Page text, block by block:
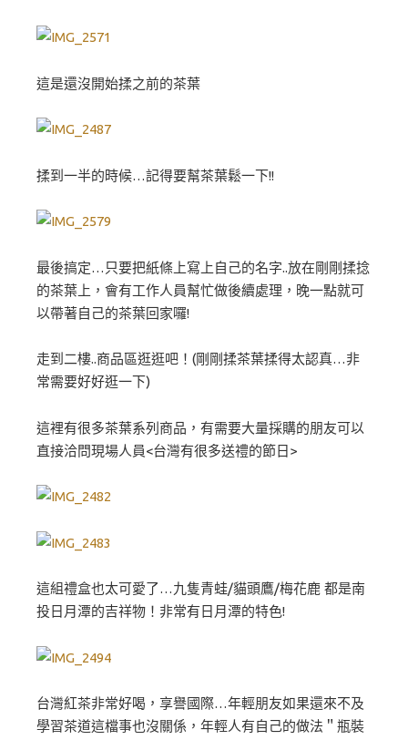
這是還沒開始揉之前的茶葉
揉到一半的時候…記得要幫茶葉鬆一下!!
最後搞定…只要把紙條上寫上自己的名字..放在剛剛揉捻
的茶葉上，會有工作人員幫忙做後續處理，晚一點就可
以帶著自己的茶葉回家囉!
走到二樓..商品區逛逛吧！(剛剛揉茶葉揉得太認真…非
常需要好好逛一下)
這裡有很多茶葉系列商品，有需要大量採購的朋友可以
直接洽問現場人員<台灣有很多送禮的節日>
這組禮盒也太可愛了…九隻青蛙/貓頭鷹/梅花鹿 都是南
投日月潭的吉祥物！非常有日月潭的特色!
台灣紅茶非常好喝，享譽國際…年輕朋友如果還來不及
學習茶道這檔事也沒關係，年輕人有自己的做法＂瓶裝